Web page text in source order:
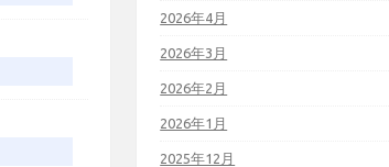
2026年4月
2026年3月
2026年2月
2026年1月
2025年12月